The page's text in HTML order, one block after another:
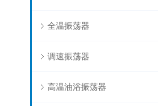
全温振荡器
调速振荡器
高温油浴振荡器